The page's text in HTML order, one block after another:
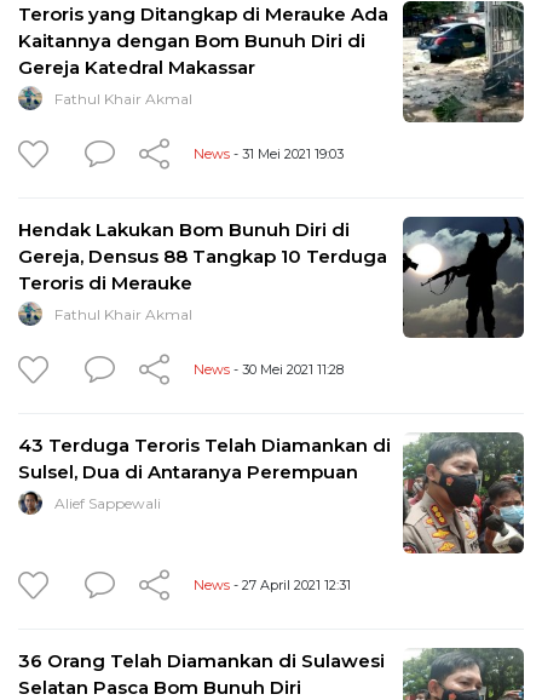
Teroris yang Ditangkap di Merauke Ada
Kaitannya dengan Bom Bunuh Diri di
Gereja Katedral Makassar
Fathul Khair Akmal
News - 31 Mei 2021 19:03
Hendak Lakukan Bom Bunuh Diri di
Gereja, Densus 88 Tangkap 10 Terduga
Teroris di Merauke
Fathul Khair Akmal
News - 30 Mei 2021 11:28
43 Terduga Teroris Telah Diamankan di
Sulsel, Dua di Antaranya Perempuan
Alief Sappewali
News - 27 April 2021 12:31
36 Orang Telah Diamankan di Sulawesi
Selatan Pasca Bom Bunuh Diri